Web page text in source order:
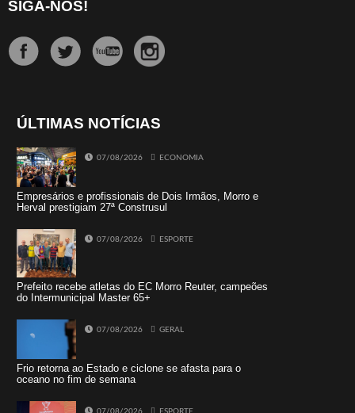
SIGA-NOS!
ÚLTIMAS NOTÍCIAS
07/08/2026 ECONOMIA
Empresários e profissionais de Dois Irmãos, Morro e
Herval prestigiam 27ª Construsul
07/08/2026 ESPORTE
Prefeito recebe atletas do EC Morro Reuter, campeões
do Intermunicipal Master 65+
07/08/2026 GERAL
Frio retorna ao Estado e ciclone se afasta para o
oceano no fim de semana